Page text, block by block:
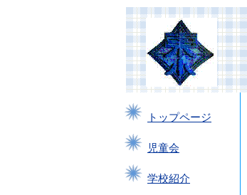
トップページ
児童会
学校紹介